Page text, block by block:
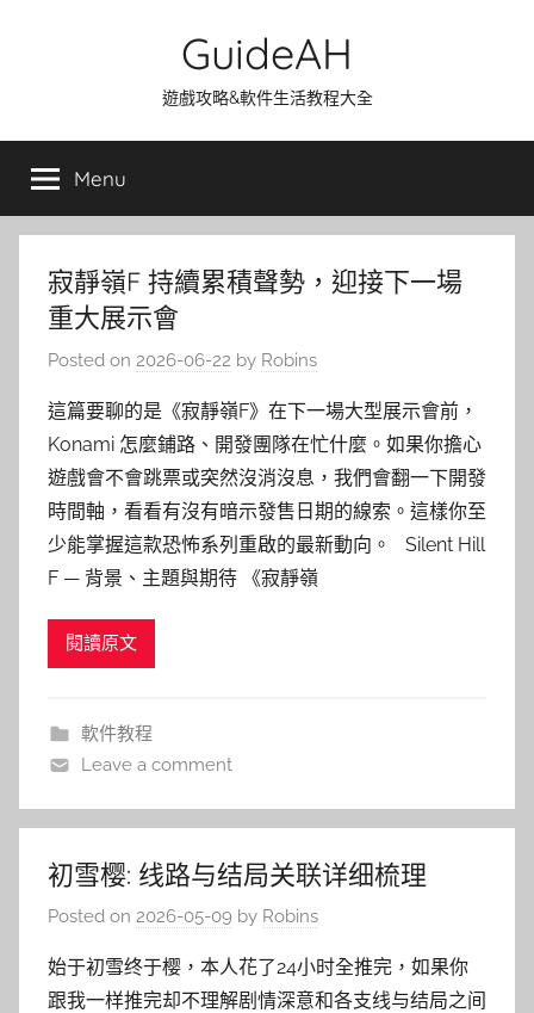
GuideAH
遊戲攻略&軟件生活教程大全
Menu
寂靜嶺F 持續累積聲勢，迎接下一場
重大展示會
Posted on 2026-06-22 by Robins
這篇要聊的是《寂靜嶺F》在下一場大型展示會前，
Konami 怎麼鋪路、開發團隊在忙什麼。如果你擔心
遊戲會不會跳票或突然沒消沒息，我們會翻一下開發
時間軸，看看有沒有暗示發售日期的線索。這樣你至
少能掌握這款恐怖系列重啟的最新動向。 Silent Hill
F — 背景、主題與期待 《寂靜嶺
閱讀原文
軟件教程
Leave a comment
初雪樱: 线路与结局关联详细梳理
Posted on 2026-05-09 by Robins
始于初雪终于樱，本人花了24小时全推完，如果你
跟我一样推完却不理解剧情深意和各支线与结局之间